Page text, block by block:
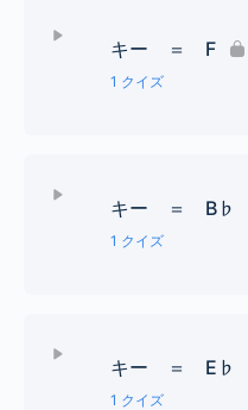
キー ＝ F
1 クイズ
♭１個までの調号クイズ
キー ＝ B♭
1 クイズ
♭２個までの調号クイズ
キー ＝ E♭
1 クイズ